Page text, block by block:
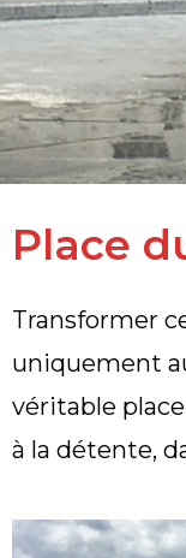
Place
Transformer
uniquement
véritable
à la détente,